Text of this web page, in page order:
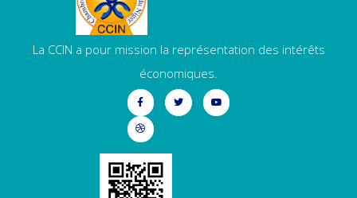
La CCIN a pour mission la représentation des intérêts
économiques.